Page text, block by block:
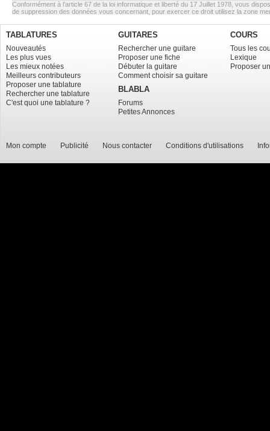
Conformément à l’article 67 de la loi informatique et liberté du 17 Juillet 1978, vous
de suppression des données vous concernant, pour exercer ce droit utilisez la zone
TABLATURES
Nouveautés
Les plus vues
Les mieux notées
Meilleurs contributeurs
Proposer une tablature
Rechercher une tablature
C'est quoi une tablature ?
GUITARES
Rechercher une guitare
Proposer une fiche
Débuter la guitare
Comment choisir sa guitare
BLABLA
Forums
Petites Annonces
COURS
Tous les
Lexique
Proposer
Mon compte Publicité Nous contacter Conditions d'utilisations